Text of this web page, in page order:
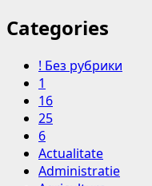
Categories
! Без рубрики
1
16
25
6
Actualitate
Administratie